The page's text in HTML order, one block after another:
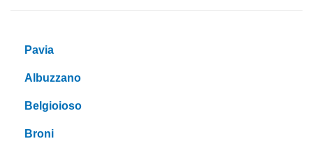
Pavia
Albuzzano
Belgioioso
Broni